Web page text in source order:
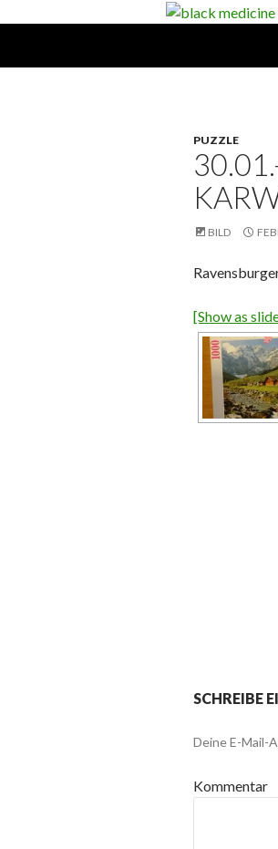
PUZZLE
BILD
[Show as
SCHREIBE
Deine E-Mail-
Kommentar